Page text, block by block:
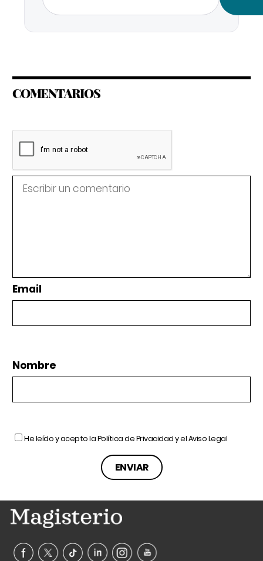
COMENTARIOS
Email
Nombre
He leído y acepto laPolítica de Privacidady elAviso Legal